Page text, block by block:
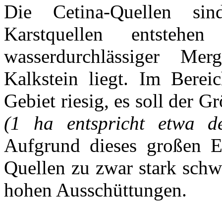
Die Cetina-Quellen
Karstquellen
wasserdurchlässiger
Kalkstein liegt. Im
Gebiet riesig, es soll der
(1 ha entspricht etwa
Aufgrund dieses großen
Quellen zu zwar stark
hohen Ausschüttungen.